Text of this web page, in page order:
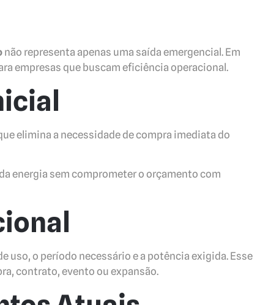
não representa apenas uma saída emergencial. Em
empresas que buscam eficiência operacional.
elimina a necessidade de compra imediata do
energia sem comprometer o orçamento com
uso, o período necessário e a potência exigida. Esse
contrato, evento ou expansão.